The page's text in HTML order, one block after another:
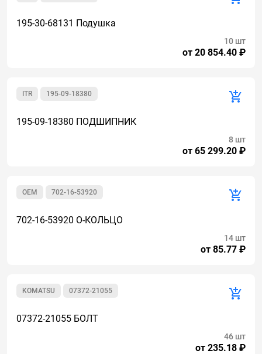
195-30-68131 Подушка
от 20 854.40 ₽
10 шт
195-09-18380
ITR
195-09-18380 ПОДШИПНИК
от 65 299.20 ₽
8 шт
702-16-53920
OEM
702-16-53920 О-КОЛЬЦО
от 85.77 ₽
14 шт
07372-21055
KOMATSU
07372-21055 БОЛТ
от 235.18 ₽
46 шт